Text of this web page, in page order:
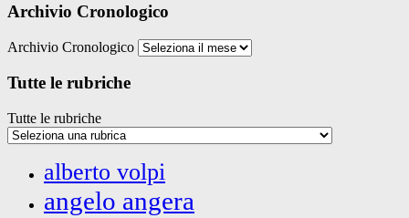
Archivio Cronologico
Archivio Cronologico
Tutte le rubriche
Tutte le rubriche
alberto volpi
angelo angera